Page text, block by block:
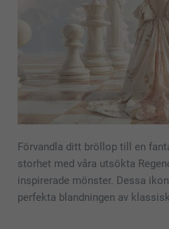
Förvandla ditt bröllop till en
storhet med våra utsökta
inspirerade mönster. Dessa
perfekta blandningen av